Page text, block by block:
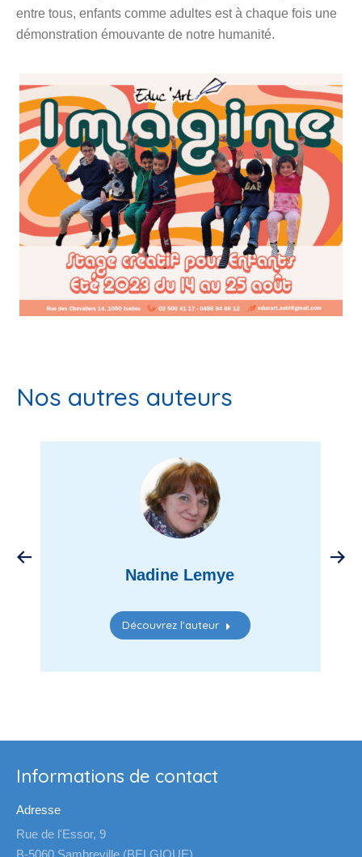
entre tous, enfants comme adultes est à chaque fois une
démonstration émouvante de notre humanité.
Nos autres auteurs
Nadine Lemye
Découvrez l'auteur
Informations de contact
Adresse
Rue de l'Essor, 9
B-5060 Sambreville (BELGIQUE)